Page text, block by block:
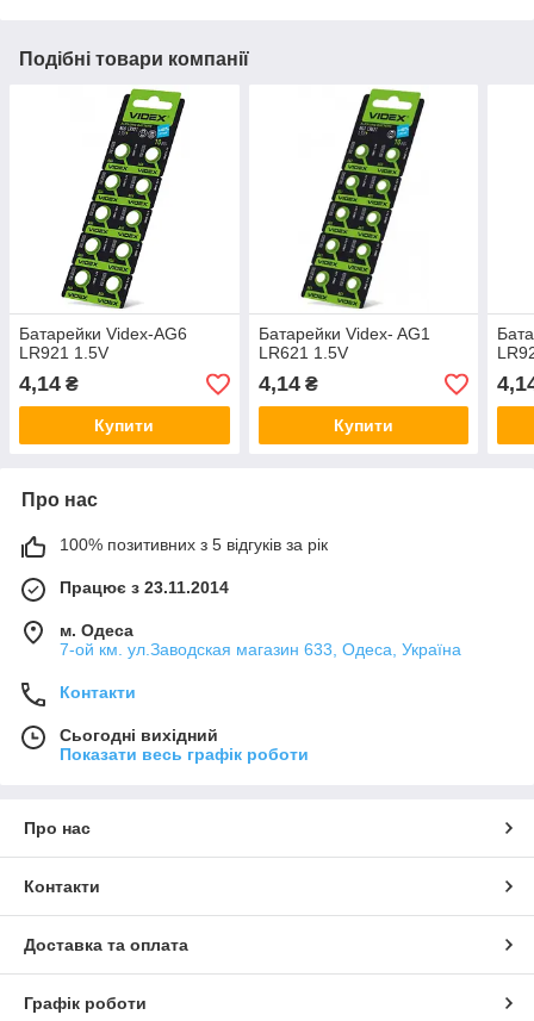
Подібні товари компанії
Батарейки Videx-AG6
LR921 1.5V
4,14 ₴
Купити
Батарейки Videx- AG1
LR621 1.5V
4,14₴
Купити
Про нас
100% позитивних з 5 відгуків за рік
Працює з 23.11.2014
м. Одеса
7-ой км. ул.Заводская магазин 633, Одеса, Україна
Контакти
Сьогодні вихідний
Показати весь графік роботи
Про нас
Контакти
Доставка та оплата
Графік роботи